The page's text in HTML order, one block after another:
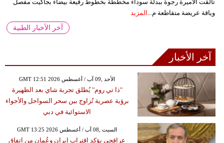
تألقت الأميرة رجوة ببدلة سوداء مخططة بخطوط رفيعة بيضاء بجاكيت مفصل
وياقة عريضة متقاطعة م...
المزيد
آخر الأخبار الطبية
آخر الأخبار
GMT 12:51 2026 الأحد ,09 آب / أغسطس
"ذا تي روم" يُطلق تجربة شاي بعد الظهيرة
برؤية عصرية تُزاوج بين سحر السواحل والأجواء
الاستوائية في دبي
GMT 13:25 2026 السبت ,08 آب / أغسطس
عراقجي يؤكد اقتراب إيران وعُمان من اتفاق